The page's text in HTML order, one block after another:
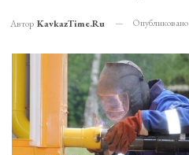
Автор KavkazTime.ru Опубликовано